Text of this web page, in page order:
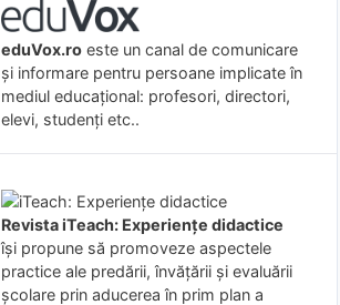
eduVox.ro este un canal de comunicare
și informare pentru persoane implicate în
mediul educațional: profesori, directori,
elevi, studenți etc..
Revista iTeach: Experienţe didactice
îşi propune să promoveze aspectele
practice ale predării, învăţării şi evaluării
şcolare prin aducerea în prim plan a